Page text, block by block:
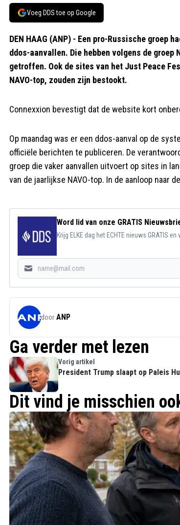
Voeg DDS toe op Google
DEN HAAG (ANP) - Een pro-Russische groep
ddos-aanvallen. Die hebben volgens de groep
getroffen. Ook de sites van het Just Peace
NAVO-top, zouden zijn bestookt.
Connexxion bevestigt dat de website kort
Op maandag was er een ddos-aanval op de
officiële berichten te publiceren. De
groep die vaker aanvallen uitvoert op sites in
van de jaarlijkse NAVO-top. In de aanloop naar
Word lid van onze GRATIS
Krijg ELKE dag het ECHTE nieuws GRATIS
door ANP
Ga verder met lezen
Vorig artikel
President Trump slaapt op Paleis
Dit vind je misschien